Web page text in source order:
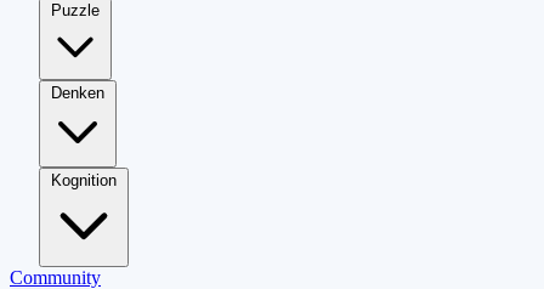
Puzzle
Denken
Kognition
Community